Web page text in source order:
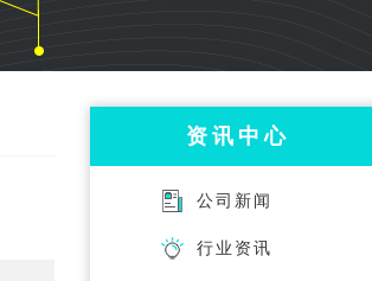
资讯中心
公司新闻
行业资讯